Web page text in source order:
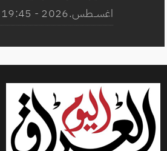
08 اغســطس.2026 - 19:45